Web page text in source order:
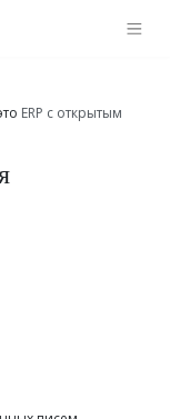
ERP с открытым